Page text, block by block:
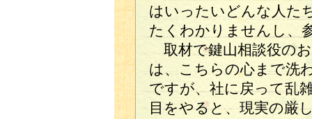
はいったいどんな人た
たくわかりませんし、
取材で鍵山相談役の
は、こちらの心まで洗
ですが、社に戻って乱
目をやると、現実の厳